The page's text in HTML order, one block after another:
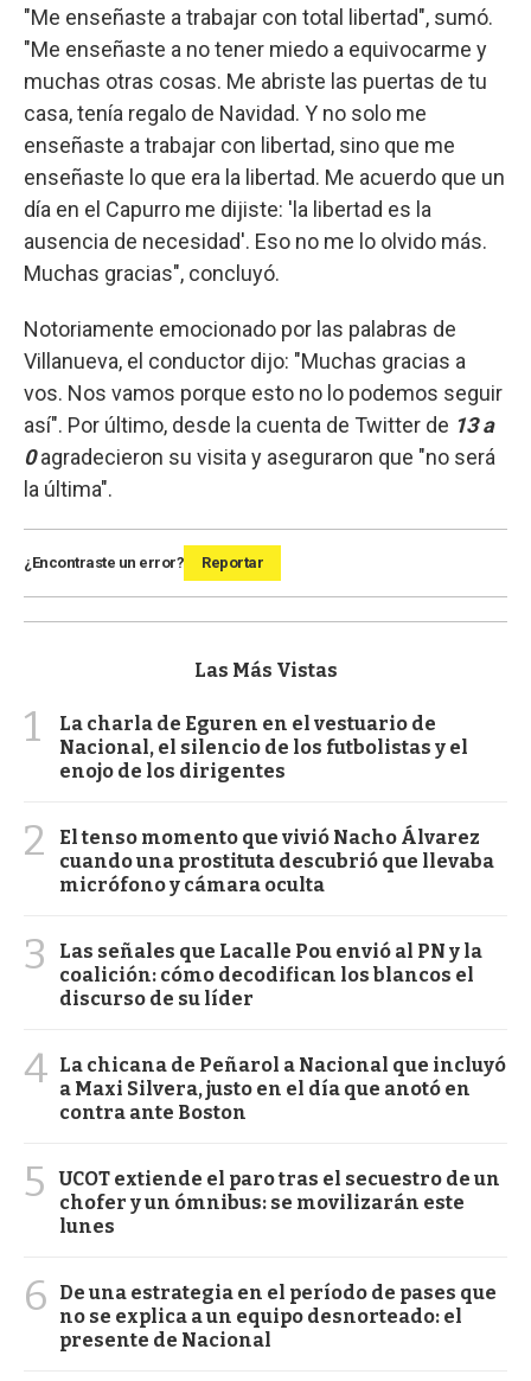
"Me enseñaste a trabajar con total libertad", sumó.
"Me enseñaste a no tener miedo a equivocarme y
muchas otras cosas. Me abriste las puertas de tu
casa, tenía regalo de Navidad. Y no solo me
enseñaste a trabajar con libertad, sino que me
enseñaste lo que era la libertad. Me acuerdo que un
día en el Capurro me dijiste: 'la libertad es la
ausencia de necesidad'. Eso no me lo olvido más.
Muchas gracias", concluyó.
Notoriamente emocionado por las palabras de
Villanueva, el conductor dijo: "Muchas gracias a
vos. Nos vamos porque esto no lo podemos seguir
así". Por último, desde la cuenta de Twitter de 13 a
0agradecieron su visita y aseguraron que "no será
la última".
¿Encontraste un error? Reportar
Las Más Vistas
1
La charla de Eguren en el vestuario de
Nacional, el silencio de los futbolistas y el
enojo de los dirigentes
2
El tenso momento que vivió Nacho Álvarez
cuando una prostituta descubrió que llevaba
micrófono y cámara oculta
3
Las señales que Lacalle Pou envió al PN y la
coalición: cómo decodifican los blancos el
discurso de su líder
4 La chicana de Peñarol a Nacional que incluyó
a Maxi Silvera, justo en el día que anotó en
contra ante Boston
5
UCOT extiende el paro tras el secuestro de un
chofer y un ómnibus: se movilizarán este
lunes
6
De una estrategia en el período de pases que
no se explica a un equipo desnorteado: el
presente de Nacional